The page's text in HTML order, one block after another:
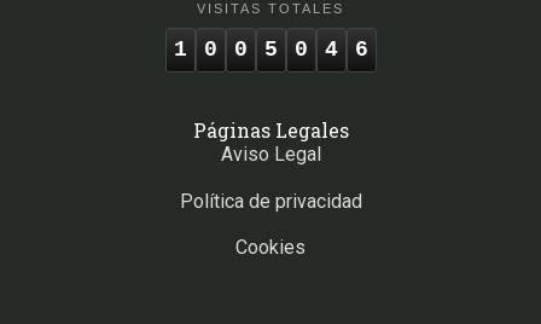
VISITAS TOTALES
1 0 0 5 0 4 6
Páginas Legales
Aviso Legal
Política de privacidad
Cookies